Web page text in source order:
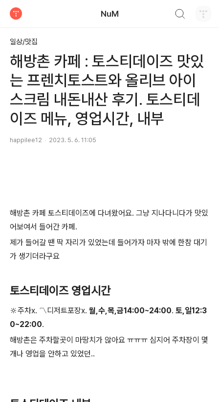
NuM
일상/맛집
해방촌 카페 : 토스티데이즈 맛있
는 프렌치토스트와 올리브 아이
스크림 내돈내산 후기. 토스티데
이즈 메뉴, 영업시간, 내부
happilee12 2023. 5. 6. 11:05
해방촌 카페 토스티데이즈에 다녀왔어요. 그냥 지나다니다가 맛있
어보여서 들어간 카페.
제가 들어갈 땐 딱 자리가 있었는데 들어가자 마자 밖에 한참 대기
가 생기더라구요
토스티데이즈 영업시간
🔆주차x. 〽️디저트포장x. 월,수,목,금14:00~24:00. 토,일12:3
0~22:00.
해방촌은 주차할곳이 마땅치가 않아요 ㅠㅠㅠ 심지어 주차장이 몇
개나 영업을 안하고 있었던..